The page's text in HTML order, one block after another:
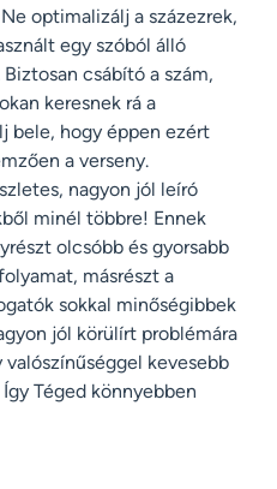
optimalizálj a százezrek,
egy szóból álló
csábító a szám,
keresnek rá a
bele, hogy éppen ezért
a verseny.
nagyon jól leíró
minél többre! Ennek
olcsóbb és gyorsabb
másrészt a
sokkal minőségibbek
jól körülírt problémára
valószínűséggel kevesebb
Téged könnyebben